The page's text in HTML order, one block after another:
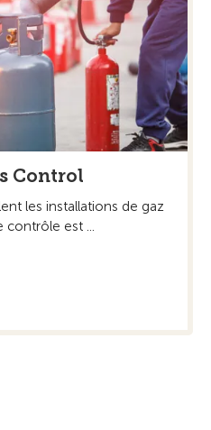
Control
les installations de gaz
contrôle est ...